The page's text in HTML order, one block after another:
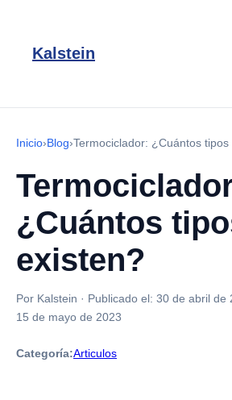
Kalstein
Inicio›Blog›Termociclador: ¿Cuántos tipos
¿Cuántos
existen?
Por Kalstein · Publicado el: 30 de abril de
15 de mayo de 2023
Categoría:Articulos